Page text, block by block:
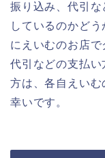
振り込み、代引
しているのかど
にえいむのお店で
代引などの支払
方は、各自えいむ
幸いです。